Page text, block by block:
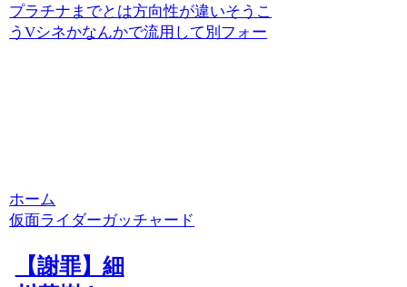
プラチナまでとは方向性が違いそうこ
うVシネかなんかで流用して別フォー
ホーム
仮面ライダーガッチャード
【謝罪】細